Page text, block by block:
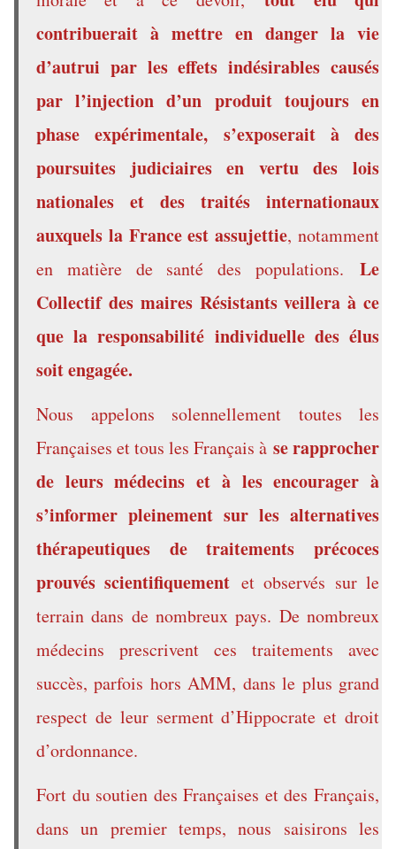
contribuerait à mettre en danger la vie
d’autrui par les effets indésirables causés
par l’injection d’un produit toujours en
phase expérimentale, s’exposerait à des
poursuites judiciaires en vertu des lois
nationales et des traités internationaux
auxquels la France est assujettie, notamment
en matière de santé des populations. Le
Collectif des maires Résistants veillera à ce
que la responsabilité individuelle des élus
soit engagée.
Nous appelons solennellement toutes les
Françaises et tous les Français à se rapprocher
de leurs médecins et à les encourager à
s’informer pleinement sur les alternatives
thérapeutiques de traitements précoces
prouvés scientifiquement et observés sur le
terrain dans de nombreux pays. De nombreux
médecins prescrivent ces traitements avec
succès, parfois hors AMM, dans le plus grand
respect de leur serment d’Hippocrate et droit
d’ordonnance.
Fort du soutien des Françaises et des Français,
dans un premier temps, nous saisirons les